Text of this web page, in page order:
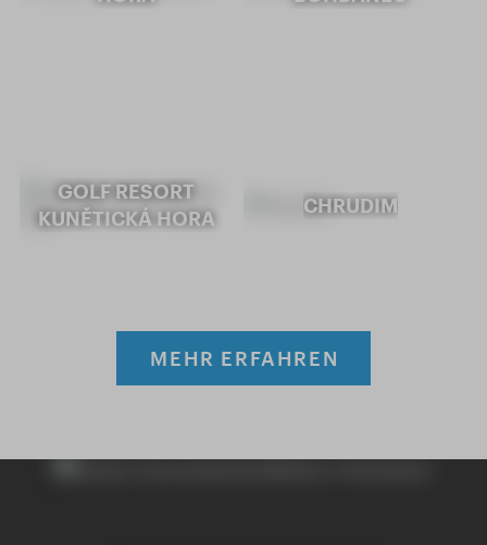
GOLF RESORT
KUNĚTICKÁ HORA
CHRUDIM
MEHR ERFAHREN